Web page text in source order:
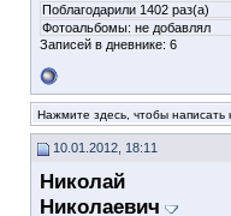
Поблагодарили 1402 раз(а)
Фотоальбомы: не добавлял
Записей в дневнике: 6
Нажмите здесь, чтобы
10.01.2012, 18:11
Николай
Николаевич